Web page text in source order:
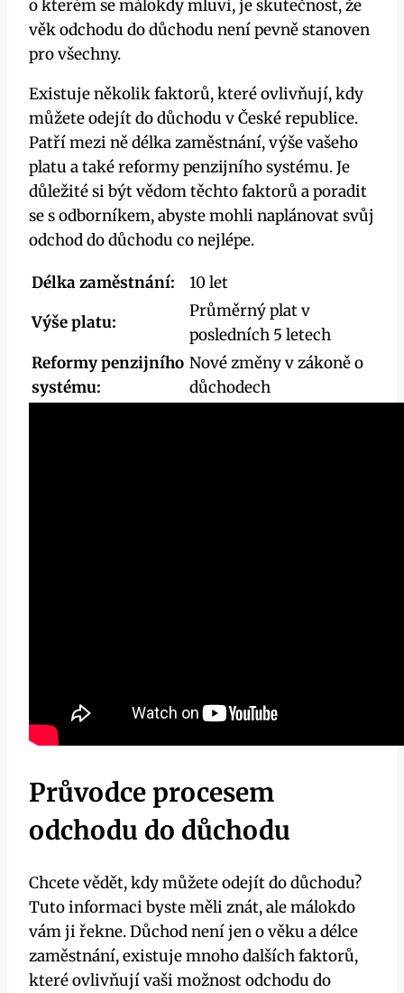
o kterém se málokdy mluví, je skutečnost, že
věk odchodu do důchodu není pevně stanoven
pro všechny.
Existuje několik faktorů, které ovlivňují, kdy
můžete odejít do důchodu v České republice.
Patří mezi ně délka zaměstnání, výše vašeho
platu a také reformy penzijního systému. Je
důležité si být vědom těchto faktorů a poradit
se s odborníkem, abyste mohli naplánovat svůj
odchod do důchodu co nejlépe.
Délka zaměstnání:
10 let
Výše platu:
Průměrný plat v
posledních 5 letech
Reformy penzijního
systému:
Nové změny v zákoně o
důchodech
Průvodce procesem
odchodu do důchodu
Chcete vědět, kdy můžete odejít do důchodu?
Tuto informaci byste měli znát, ale málokdo
vám ji řekne. Důchod není jen o věku a délce
zaměstnání, existuje mnoho dalších faktorů,
které ovlivňují vaši možnost odchodu do